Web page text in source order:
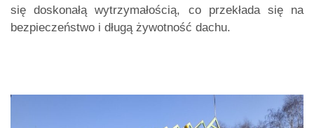
się doskonałą wytrzymałością, co przekłada się na
bezpieczeństwo i długą żywotność dachu.